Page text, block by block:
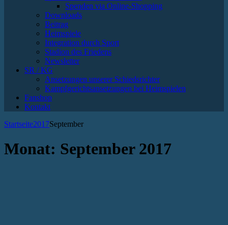
Spenden via Online-Shopping
Downloads
Beitrag
Heimspiele
Integration durch Sport
Stadion des Friedens
Newsletter
SR / KG
Ansetzungen unserer Schiedsrichter
Kampfgerichtsansetzungen bei Heimspielen
Fanshop
Kontakt
Startseite2017September
Monat: September 2017